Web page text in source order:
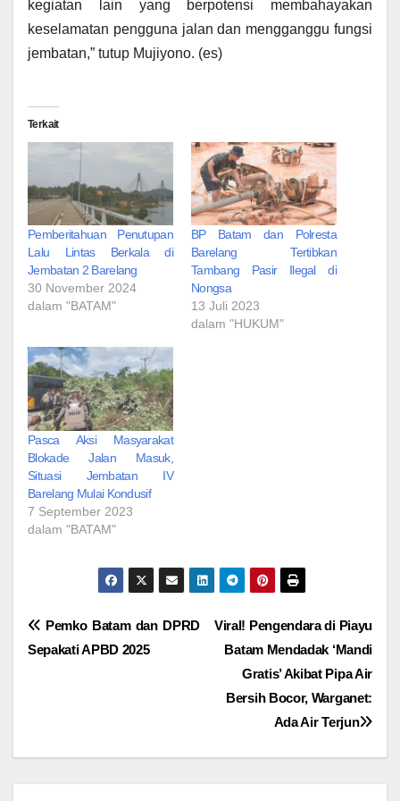
kegiatan lain yang berpotensi membahayakan
keselamatan pengguna jalan dan mengganggu fungsi
jembatan,” tutup Mujiyono. (es)
Terkait
Pemberitahuan Penutupan
Lalu Lintas Berkala di
Jembatan 2 Barelang
30 November 2024
dalam "BATAM"
BP Batam dan Polresta
Barelang Tertibkan
Tambang Pasir Ilegal di
Nongsa
13 Juli 2023
dalam "HUKUM"
Pasca Aksi Masyarakat
Blokade Jalan Masuk,
Situasi Jembatan IV
Barelang Mulai Kondusif
7 September 2023
dalam "BATAM"
Navigasi
pos
Viral! Pengendara di Piayu
Batam Mendadak ‘Mandi
Gratis’ Akibat Pipa Air
Bersih Bocor, Warganet:
Ada Air Terjun
Pemko Batam dan DPRD
Sepakati APBD 2025